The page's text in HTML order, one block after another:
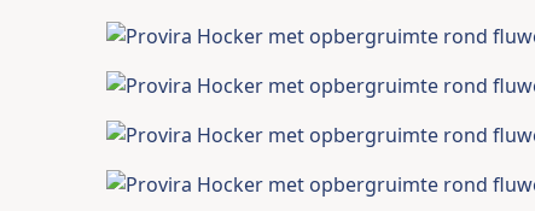
Plantenstandaarden
Regentonnen
Onkruiddoekken
Tuingereedschap
Kruiwagens